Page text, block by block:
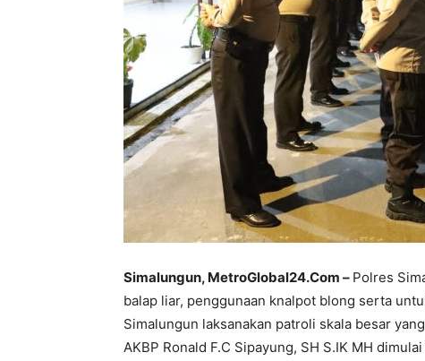
Simalungun, MetroGlobal24.Com – Polres
balap liar, penggunaan knalpot blong serta
Simalungun laksanakan patroli skala besar
AKBP Ronald F.C Sipayung, SH S.IK MH